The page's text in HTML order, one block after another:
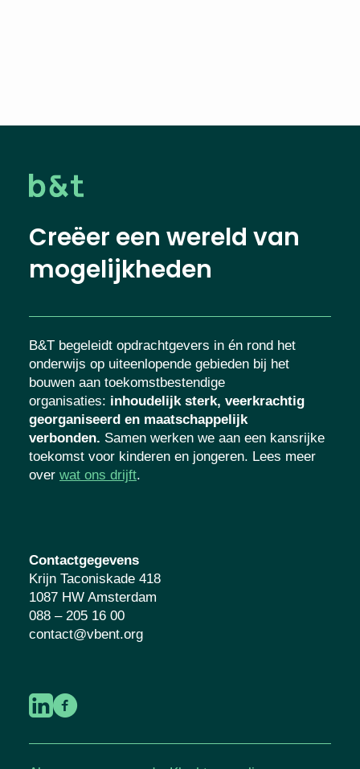
Creëer een wereld van
mogelijkheden
B&T begeleidt opdrachtgevers in én rond het
onderwijs op uiteenlopende gebieden bij het
bouwen aan toekomstbestendige
organisaties: inhoudelijk sterk, veerkrachtig
georganiseerd en maatschappelijk
verbonden. Samen werken we aan een kansrijke
toekomst voor kinderen en jongeren. Lees meer
over wat ons drijft.
Contactgegevens
Krijn Taconiskade 418
1087 HW Amsterdam
088 – 205 16 00
contact@vbent.org